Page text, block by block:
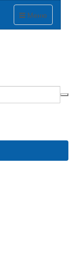
Меню